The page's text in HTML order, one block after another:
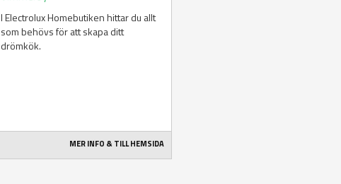
I Electrolux Homebutiken hittar du allt
som behövs för att skapa ditt
drömkök.
MER INFO & TILL HEMSIDA